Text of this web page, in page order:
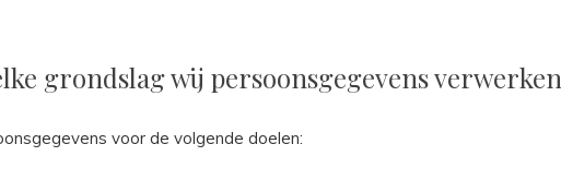
grondslag wij persoonsgegevens verwerken
voor de volgende doelen: